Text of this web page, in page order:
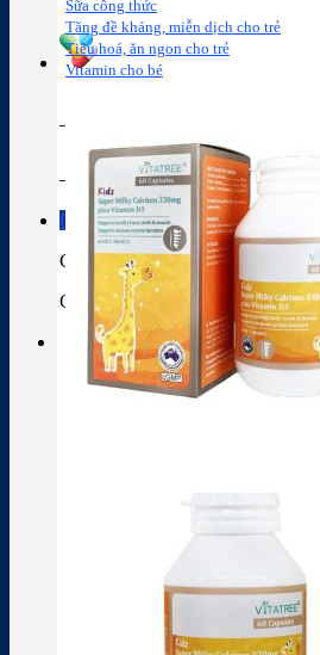
Thành phần thuốc
Giỏ hàng
Giỏ hàng
Chưa có sản phẩm trong giỏ hàng.
Sữa công thức
Tăng đề kháng, miễn dịch cho trẻ
Tiêu hoá, ăn ngon cho trẻ
Vitamin cho bé